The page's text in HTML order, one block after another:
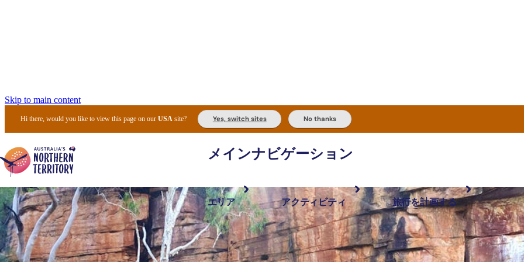
Skip to main content
Hi there, would you like to view this page on ourUSA site? Yes, switch sites No thanks
メインナビゲーション
エリア
最も人気が高い場所 アウトバックとアウトドア 地域ごとに散
アクティビティ
体験 旅行タイプ 現地でしたいこと
旅行を計画する
計画と予約 実用的な情報 計画ツール
検索: